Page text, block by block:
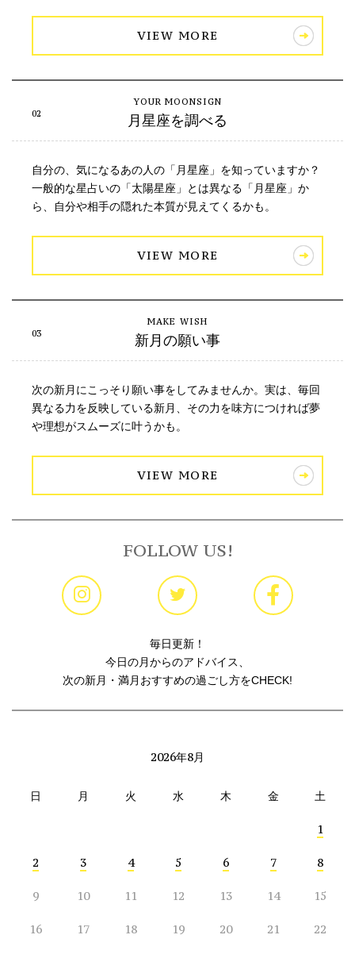
VIEW MORE
月星座を調べる
自分の、気になるあの人の「月星座」を知っていますか？
一般的な星占いの「太陽星座」とは異なる「月星座」か
ら、自分や相手の隠れた本質が見えてくるかも。
VIEW MORE
新月の願い事
次の新月にこっそり願い事をしてみませんか。実は、毎回
異なる力を反映している新月、その力を味方につければ夢
や理想がスムーズに叶うかも。
VIEW MORE
FOLLOW US!
毎日更新！
今日の月からのアドバイス、
次の新月・満月おすすめの過ごし方をCHECK!
2026年8月
日 月 火 水 木 金 土
1
2 3 4 5 6 7 8
9 10 11 12 13 14 15
16 17 18 19 20 21 22